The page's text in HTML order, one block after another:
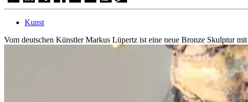
Kunst
Vom deutschen Künstler Markus Lüpertz ist eine neue Bronze Skulptur